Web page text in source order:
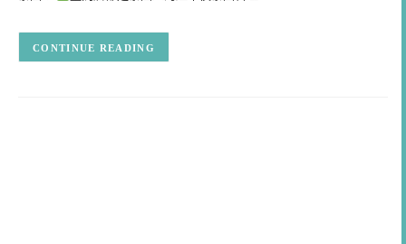
CONTINUE READING